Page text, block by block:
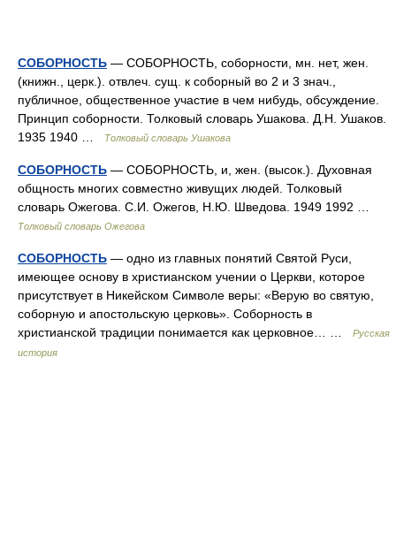
СОБОРНОСТЬ — СОБОРНОСТЬ, соборности, мн. нет, жен.
(книжн., церк.). отвлеч. сущ. к соборный во 2 и 3 знач.,
публичное, общественное участие в чем нибудь, обсуждение.
Принцип соборности. Толковый словарь Ушакова. Д.Н. Ушаков.
1935 1940 …
Толковый словарь Ушакова
СОБОРНОСТЬ — СОБОРНОСТЬ, и, жен. (высок.). Духовная
общность многих совместно живущих людей. Толковый
словарь Ожегова. С.И. Ожегов, Н.Ю. Шведова. 1949 1992 …
Толковый словарь Ожегова
СОБОРНОСТЬ — одно из главных понятий Святой Руси,
имеющее основу в христианском учении о Церкви, которое
присутствует в Никейском Символе веры: «Верую во святую,
соборную и апостольскую церковь». Соборность в
христианской традиции понимается как церковное… …
Русская
история